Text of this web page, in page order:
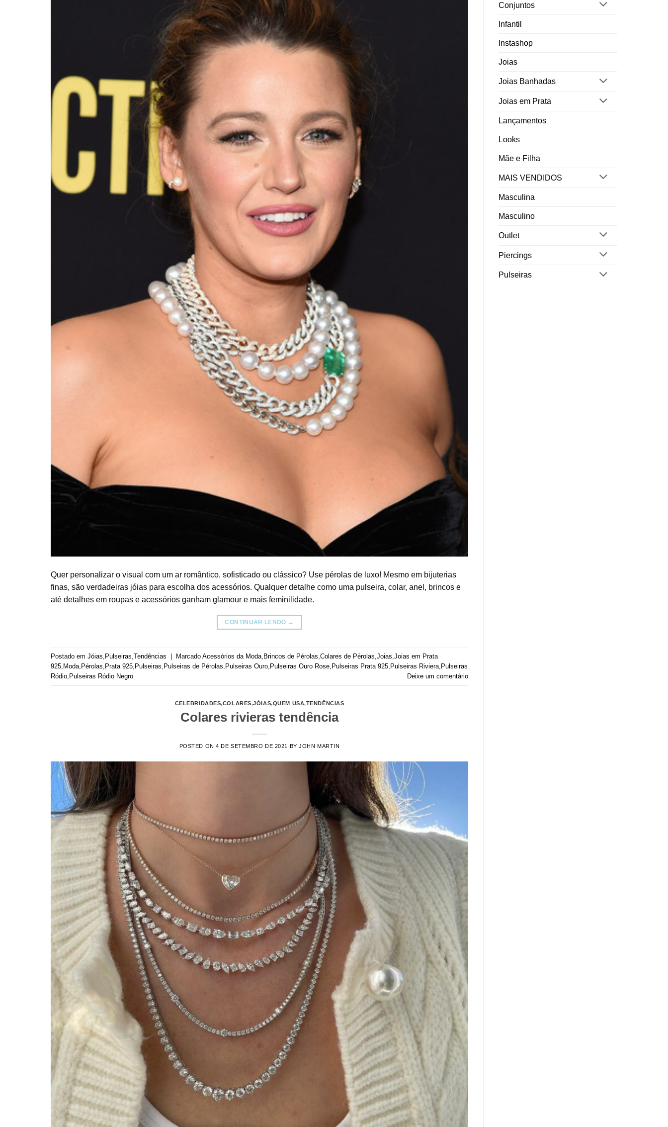
Quer personalizar o visual com um ar romântico, sofisticado ou clássico? Use pérolas de luxo! Mesmo em bijuterias
finas, são verdadeiras jóias para escolha dos acessórios. Qualquer detalhe como uma pulseira, colar, anel, brincos e
até detalhes em roupas e acessórios ganham glamour e mais feminilidade.
CONTINUAR LENDO →
Postado em Jóias Pulseiras Tendências | Marcado Acessórios da Moda Brincos de Pérolas Colares de Pérolas Joias Joias em Prata
925 Moda Pérolas Prata 925 Pulseiras Pulseiras de Pérolas Pulseiras Ouro Pulseiras Ouro Rose Pulseiras Prata 925 Pulseiras Riviera Pulseiras
Ródio Pulseiras Ródio Negro Deixe um comentário
CELEBRIDADES,COLARES,JÓIAS,QUEM USA,TENDÊNCIAS
Colares rivieras tendência
POSTED ON4 DE SETEMBRO DE 2021 BYJOHN MARTIN
Conjuntos
Infantil
Instashop
Joias
Joias Banhadas
Joias em Prata
Lançamentos
Looks
Mãe e Filha
MAIS VENDIDOS
Masculina
Masculino
Outlet
Piercings
Pulseiras